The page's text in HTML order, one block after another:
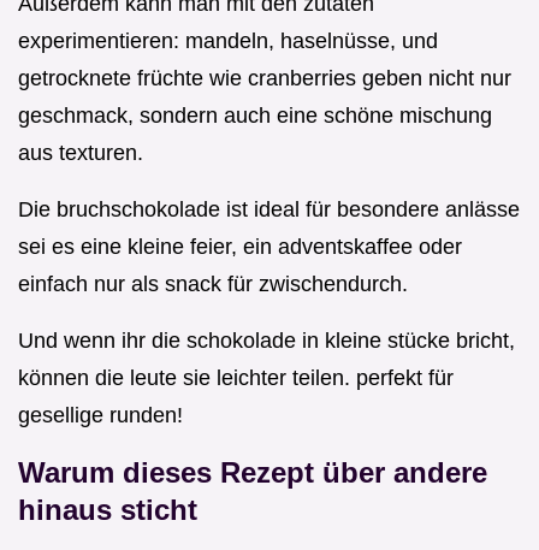
experimentieren: mandeln, haselnüsse, und
getrocknete früchte wie cranberries geben nicht nur
geschmack, sondern auch eine schöne mischung
aus texturen.
Die bruchschokolade ist ideal für besondere anlässe
sei es eine kleine feier, ein adventskaffee oder
einfach nur als snack für zwischendurch.
Und wenn ihr die schokolade in kleine stücke bricht,
können die leute sie leichter teilen. perfekt für
gesellige runden!
Warum dieses Rezept über andere
hinaus sticht